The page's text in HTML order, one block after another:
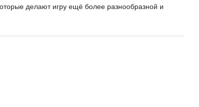
делают игру ещё более разнообразной и